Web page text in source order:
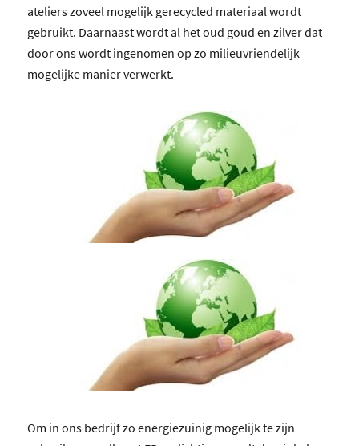
ateliers zoveel mogelijk gerecycled materiaal wordt
gebruikt. Daarnaast wordt al het oud goud en zilver dat
door ons wordt ingenomen op zo milieuvriendelijk
mogelijke manier verwerkt.
Om in ons bedrijf zo energiezuinig mogelijk te zijn